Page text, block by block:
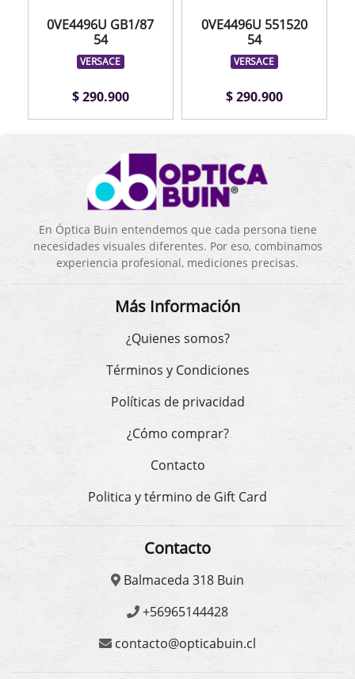
0VE4496U GB1/87
54
VERSACE
$ 290.900
0VE4496U 551520
54
VERSACE
$ 290.900
En Óptica Buin entendemos que cada persona tiene
necesidades visuales diferentes. Por eso, combinamos
experiencia profesional, mediciones precisas.
Más Información
¿Quienes somos?
Términos y Condiciones
Políticas de privacidad
¿Cómo comprar?
Contacto
Politica y término de Gift Card
Contacto
Balmaceda 318 Buin
+56965144428
contacto@opticabuin.cl